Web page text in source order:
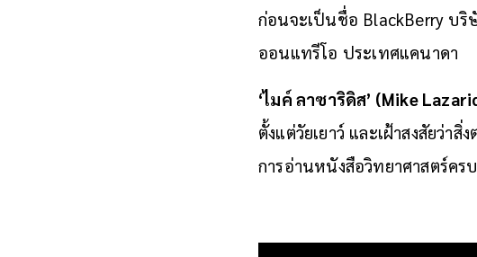
ก่อนจะเป็นชื่อ BlackBerry บริ
ออนแทรีโอ ประเทศแคนาดา
‘ไมค์ ลาซาริดิส’ (Mike
ตั้งแต่วัยเยาว์ และเฝ้าสงสัยว่าสิ่
การอ่านหนังสือวิทยาศาสตร์คร